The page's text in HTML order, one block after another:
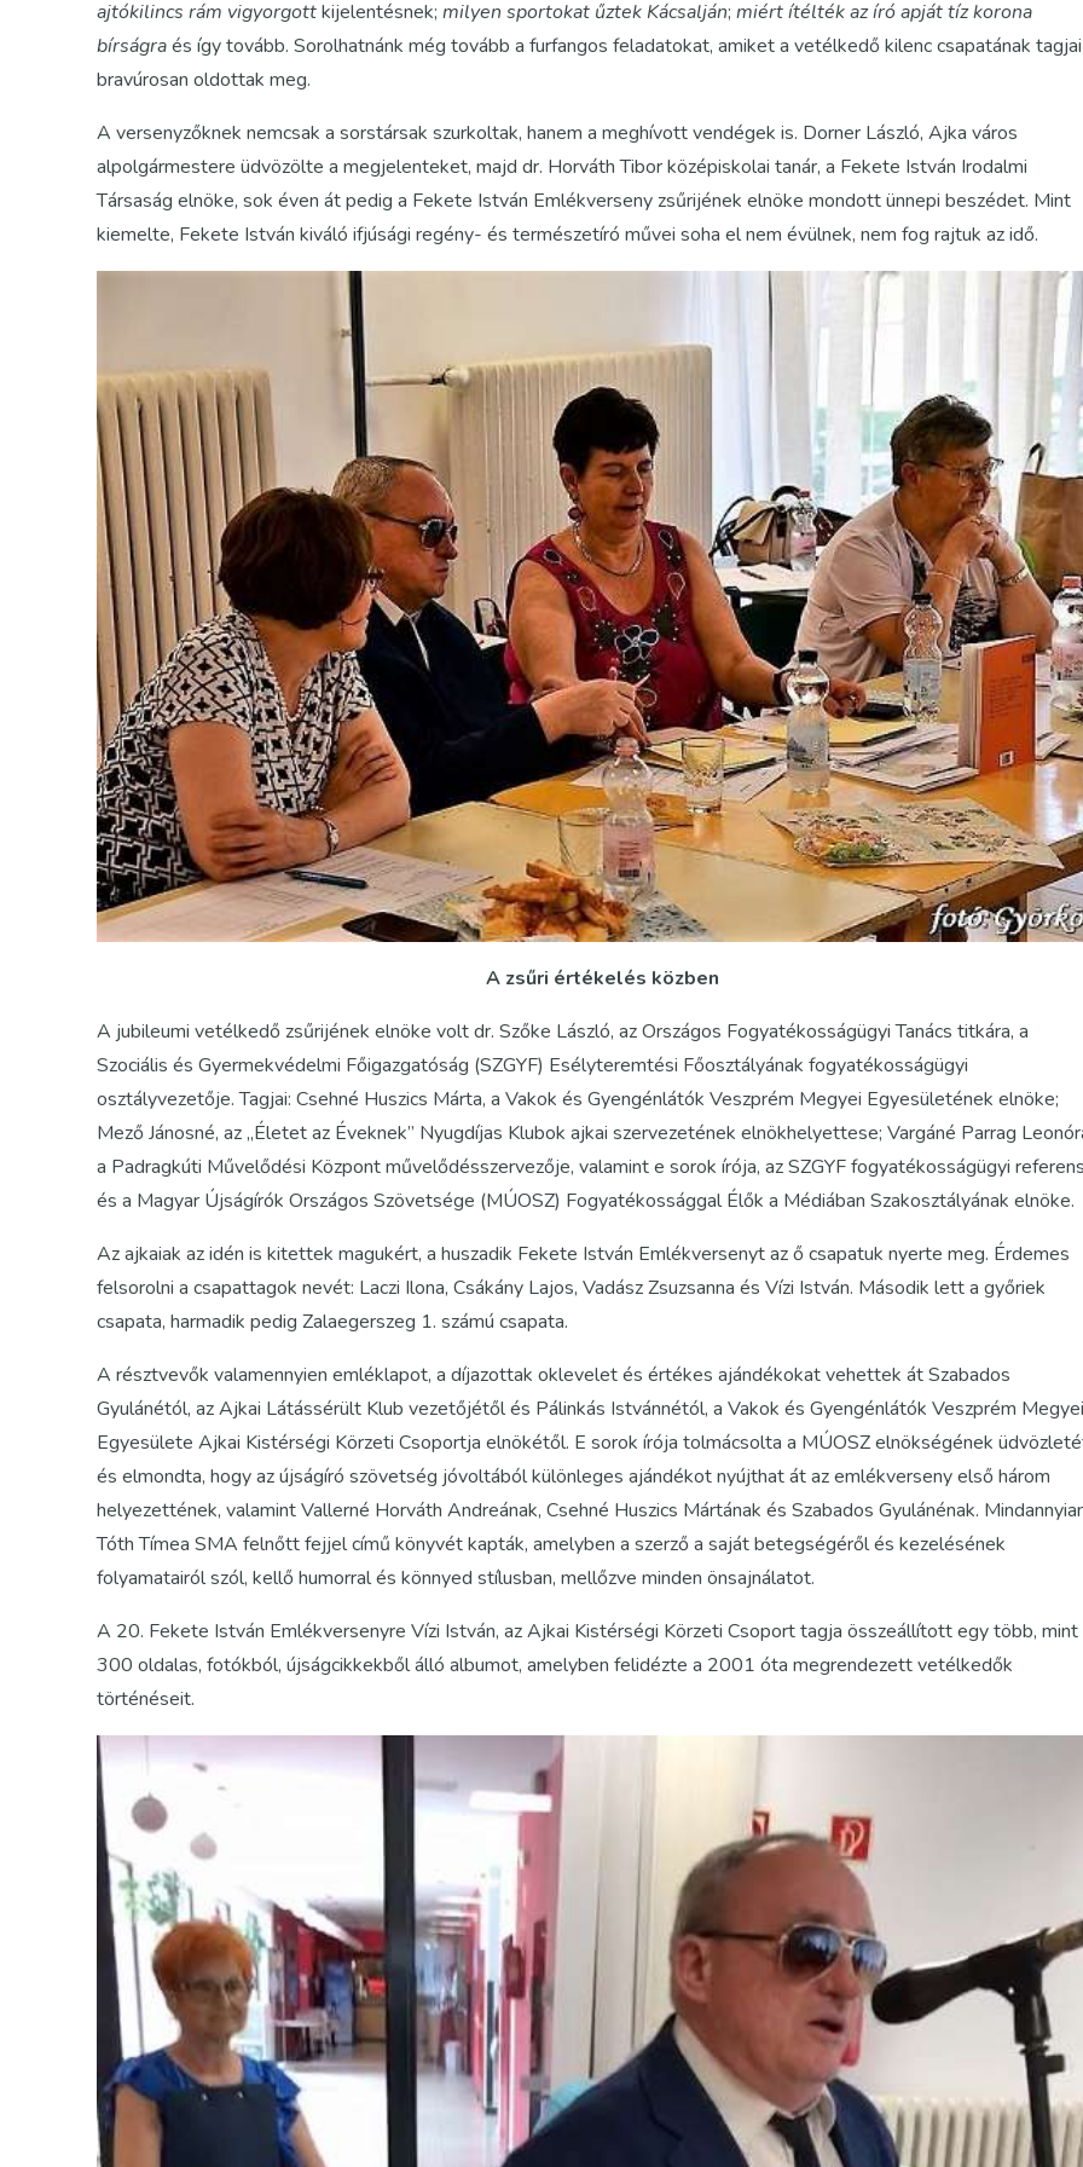
ajtókilincs rám vigyorgottkijelentésnek; milyen sportokat űztek Kácsalján; miért ítélték az író apját tíz korona
bírságraés így tovább. Sorolhatnánk még tovább a furfangos feladatokat, amiket a vetélkedő kilenc csapatának tagjai
bravúrosan oldottak meg.
A versenyzőknek nemcsak a sorstársak szurkoltak, hanem a meghívott vendégek is. Dorner László, Ajka város
alpolgármestere üdvözölte a megjelenteket, majd dr. Horváth Tibor középiskolai tanár, a Fekete István Irodalmi
Társaság elnöke, sok éven át pedig a Fekete István Emlékverseny zsűrijének elnöke mondott ünnepi beszédet. Mint
kiemelte, Fekete István kiváló ifjúsági regény- és természetíró művei soha el nem évülnek, nem fog rajtuk az idő.
A zsűri értékelés közben
A jubileumi vetélkedő zsűrijének elnöke volt dr. Szőke László, az Országos Fogyatékosságügyi Tanács titkára, a
Szociális és Gyermekvédelmi Főigazgatóság (SZGYF) Esélyteremtési Főosztályának fogyatékosságügyi
osztályvezetője. Tagjai: Csehné Huszics Márta, a Vakok és Gyengénlátók Veszprém Megyei Egyesületének elnöke;
Mező Jánosné, az „Életet az Éveknek” Nyugdíjas Klubok ajkai szervezetének elnökhelyettese; Vargáné Parrag
a Padragkúti Művelődési Központ művelődésszervezője, valamint e sorok írója, az SZGYF fogyatékosságügyi
és a Magyar Újságírók Országos Szövetsége (MÚOSZ) Fogyatékossággal Élők a Médiában Szakosztályának elnöke.
Az ajkaiak az idén is kitettek magukért, a huszadik Fekete István Emlékversenyt az ő csapatuk nyerte meg. Érdemes
felsorolni a csapattagok nevét: Laczi Ilona, Csákány Lajos, Vadász Zsuzsanna és Vízi István. Második lett a győriek
csapata, harmadik pedig Zalaegerszeg 1. számú csapata.
A résztvevők valamennyien emléklapot, a díjazottak oklevelet és értékes ajándékokat vehettek át Szabados
Gyulánétól, az Ajkai Látássérült Klub vezetőjétől és Pálinkás Istvánnétól, a Vakok és Gyengénlátók Veszprém Megyei
Egyesülete Ajkai Kistérségi Körzeti Csoportja elnökétől. E sorok írója tolmácsolta a MÚOSZ elnökségének
és elmondta, hogy az újságíró szövetség jóvoltából különleges ajándékot nyújthat át az emlékverseny első három
helyezettének, valamint Vallerné Horváth Andreának, Csehné Huszics Mártának és Szabados Gyulánénak.
Tóth Tímea SMA felnőtt fejjel című könyvét kapták, amelyben a szerző a saját betegségéről és kezelésének
folyamatairól szól, kellő humorral és könnyed stílusban, mellőzve minden önsajnálatot.
A 20. Fekete István Emlékversenyre Vízi István, az Ajkai Kistérségi Körzeti Csoport tagja összeállított egy több, mint
300 oldalas, fotókból, újságcikkekből álló albumot, amelyben felidézte a 2001 óta megrendezett vetélkedők
történéseit.